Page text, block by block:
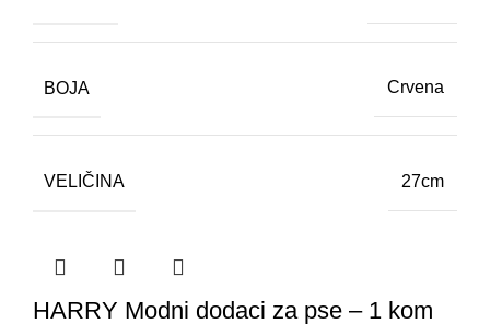
BOJA Crvena
VELIČINA 27cm
HARRY Modni dodaci za pse – 1 kom